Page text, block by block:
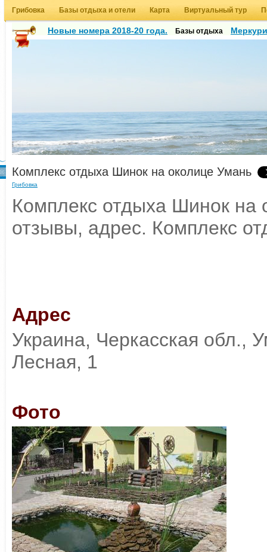
Грибовка Базы отдыха и отели Карта Виртуальный тур
Новые номера 2018-20 года. Базы отдыха
Грибовка
Комплекс отдыха Шинок на околице Умань
Комплекс отдыха Шинок
отзывы, адрес. Комплекс
Адрес
Украина, Черкасская обл.,
Лесная, 1
Фото